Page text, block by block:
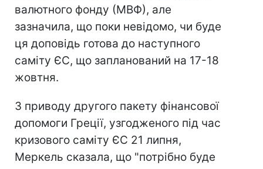
валютного фонду (МВФ), але
зазначила, що поки невідомо, чи буде
ця доповідь готова до наступного
саміту ЄС, що запланований на 17-18
жовтня.
З приводу другого пакету фінансової
допомоги Греції, узгодженого під час
кризового саміту ЄС 21 липня,
Меркель сказала, що "потрібно буде